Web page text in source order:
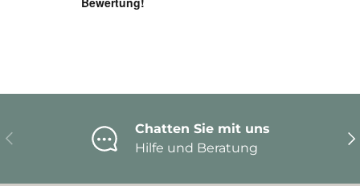
Vorherige
Chatten Sie mit uns
Hilfe und Beratung